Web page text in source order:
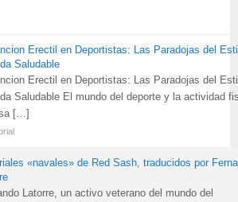
Erectil en Deportistas: Las Paradojas del
Saludable
Erectil en Deportistas: Las Paradojas del
Saludable El mundo del deporte y la actividad
[…]
«navales» de Red Sash, traducidos por
Latorre, un activo veterano del mundo del